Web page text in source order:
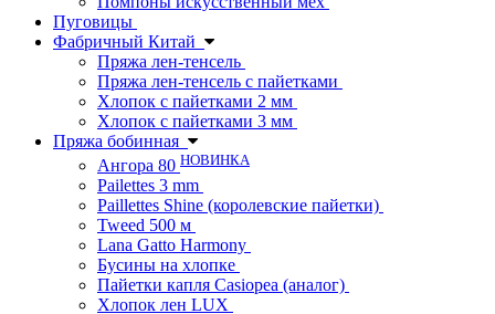
Пуговицы
Фабричный Китай
Пряжа лен-тенсель
Пряжа лен-тенсель с пайетками
Хлопок с пайетками 2 мм
Хлопок с пайетками 3 мм
Пряжа бобинная
Ангора 80 НОВИНКА
Pailettes 3 mm
Paillettes Shine (королевские пайетки)
Tweed 500 м
Lana Gatto Harmony
Бусины на хлопке
Пайетки капля Casiopea (аналог)
Хлопок лен LUX